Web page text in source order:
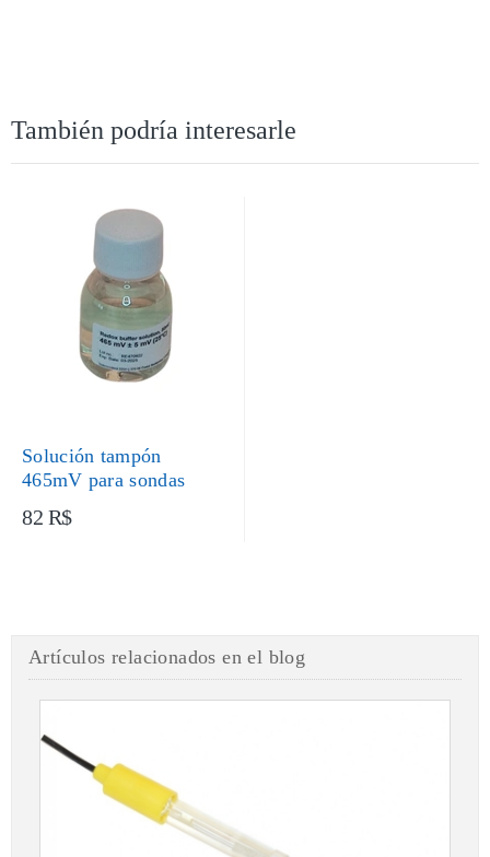
También podría interesarle
Solución tampón
465mV para sondas
82 R$
Artículos relacionados en el blog